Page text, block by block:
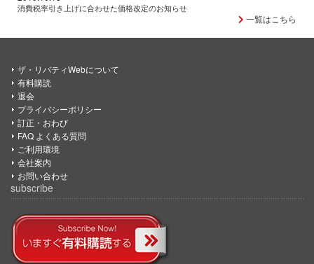
消費税率引き上げに合わせた価格改定のお知らせ
一覧はこちら
ザ・リバティWebについて
有料購読
退会
プライバシーポリシー
訂正・おわび
FAQ よくある質問
ご利用環境
会社案内
お問い合わせ
subscribe